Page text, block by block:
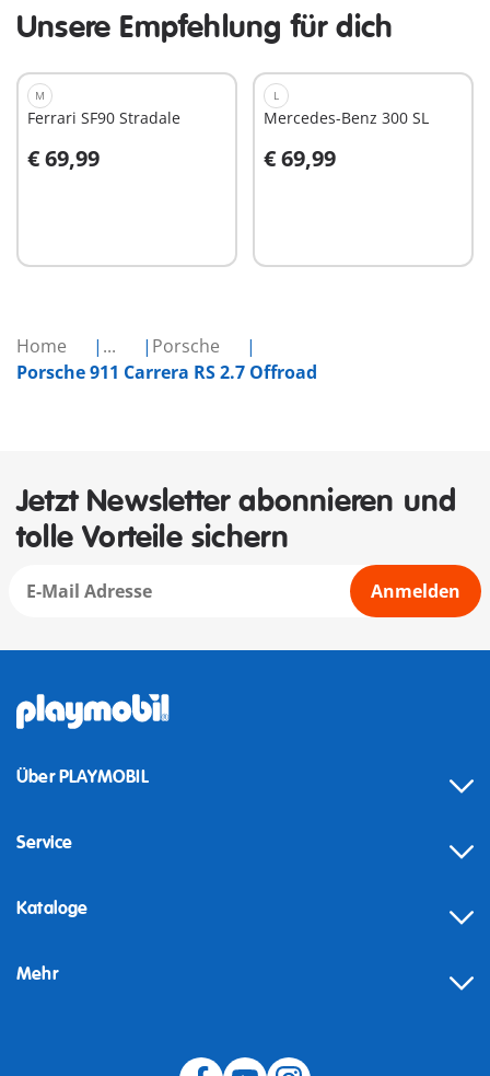
Home ...
Porsche
Porsche 911 Carrera RS 2.7 Offroad
Unsere Empfehlung für dich
M
Ferrari SF90 Stradale
€ 69,99
In den Warenkorb
L
Mercedes-Benz 300 SL
€ 69,99
In den Warenkorb
Jetzt Newsletter abonnieren und
tolle Vorteile sichern
Anmelden
Über PLAYMOBIL
Service
Kataloge
Mehr